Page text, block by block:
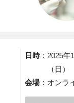
日時： 2025年
（日）
会場： オンラ